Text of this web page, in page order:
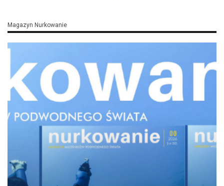
Magazyn Nurkowanie